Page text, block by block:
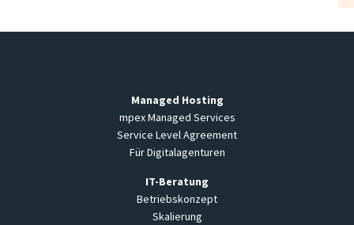
Managed Hosting
mpex Managed Services
Service Level Agreement
Für Digitalagenturen
IT-Beratung
Betriebskonzept
Skalierung